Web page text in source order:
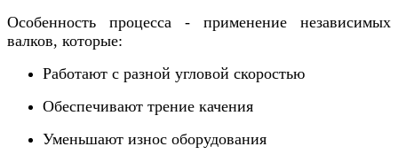
Особенность процесса - применение независимых
валков, которые:
Работают с разной угловой скоростью
Обеспечивают трение качения
Уменьшают износ оборудования